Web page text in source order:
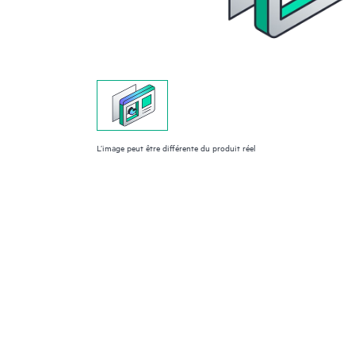
L’image peut être différente du produit réel